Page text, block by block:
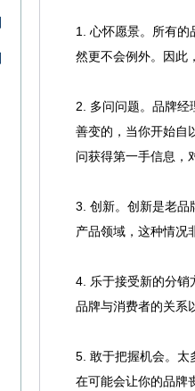
1. 心怀愿景。所有的
然更不会例外。因此
2. 多问问题。品牌经
善变的，当你开始自
问获得第一手信息，
3. 创新。创新是老品
产品领域，这种情况
4. 乐于接受新的分销
品牌与消费者的关系
5. 敢于把握机会。太
在可能会让你的品牌